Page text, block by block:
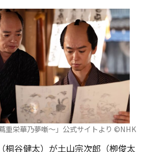
重栄華乃夢噺～」公式サイトより ©️NHK
桐谷健太）が土山宗次郎（栁俊太